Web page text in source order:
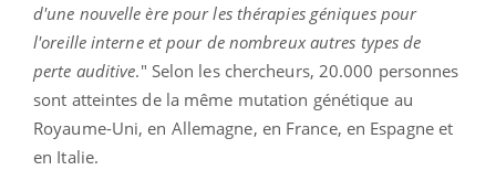
d'une nouvelle ère pour les thérapies géniques pour
l'oreille interne et pour de nombreux autres types de
perte auditive." Selon les chercheurs, 20.000 personnes
sont atteintes de la même mutation génétique au
Royaume-Uni, en Allemagne, en France, en Espagne et
en Italie.